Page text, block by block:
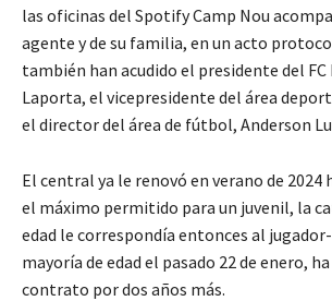
las oficinas del Spotify Camp Nou
agente y de su familia, en un acto
también han acudido el presidente del
Laporta, el vicepresidente del área
el director del área de fútbol, Anderson
El central ya le renovó en verano de 2024
el máximo permitido para un juvenil, la
edad le correspondía entonces al
mayoría de edad el pasado 22 de enero,
contrato por dos años más.